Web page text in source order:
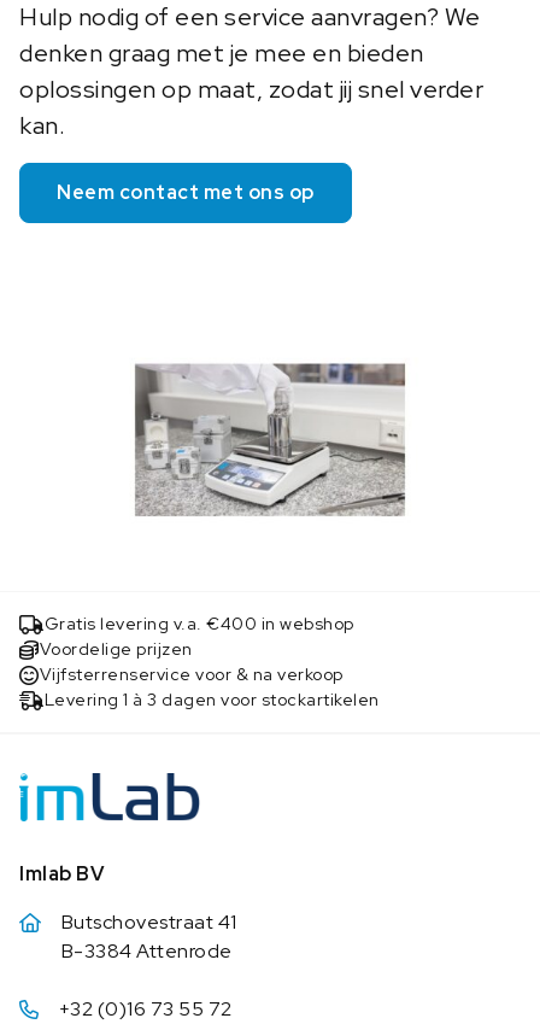
Hulp nodig of een service aanvragen? We
denken graag met je mee en bieden
oplossingen op maat, zodat jij snel verder
kan.
Neem contact met ons op
Gratis levering v.a. €400 in webshop
Voordelige prijzen
Vijfsterrenservice voor & na verkoop
Levering 1 à 3 dagen voor stockartikelen
Imlab BV
Butschovestraat 41
B-3384 Attenrode
+32 (0)16 73 55 72